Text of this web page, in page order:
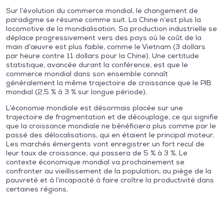
Sur l’évolution du commerce mondial, le changement de
paradigme se résume comme suit. La Chine n’est plus la
locomotive de la mondialisation. Sa production industrielle se
déplace progressivement vers des pays où le coût de la
main d’œuvre est plus faible, comme le Vietnam (3 dollars
par heure contre 11 dollars pour la Chine). Une certitude
statistique, avancée durant la conférence, est que le
commerce mondial dans son ensemble connaît
généralement la même trajectoire de croissance que le PIB
mondial (2,5 % à 3 % sur longue période).
L’économie mondiale est désormais placée sur une
trajectoire de fragmentation et de découplage, ce qui signifie
que la croissance mondiale ne bénéficiera plus comme par le
passé des délocalisations, qui en étaient le principal moteur.
Les marchés émergents vont enregistrer un fort recul de
leur taux de croissance, qui passera de 5 % à 3 %. Le
contexte économique mondial va prochainement se
confronter au vieillissement de la population, au piège de la
pauvreté et à l’incapacité à faire croître la productivité dans
certaines régions.